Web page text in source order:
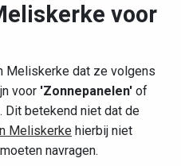
voor
Meliskerke dat ze volgens
voor 'Zonnepanelen' of
Dit betekend niet dat de
Meliskerke hierbij niet
navragen.